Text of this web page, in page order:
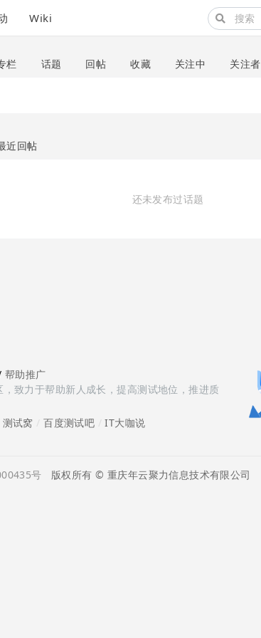
Wiki
栏 话题 回帖 收藏 关注中 关注者
近回帖
还未发布过话题
帮助推广
致力于帮助新人成长，提高测试地位，推进质
测试窝 /百度测试吧 /IT大咖说
号 版权所有 © 重庆年云聚力信息技术有限公司